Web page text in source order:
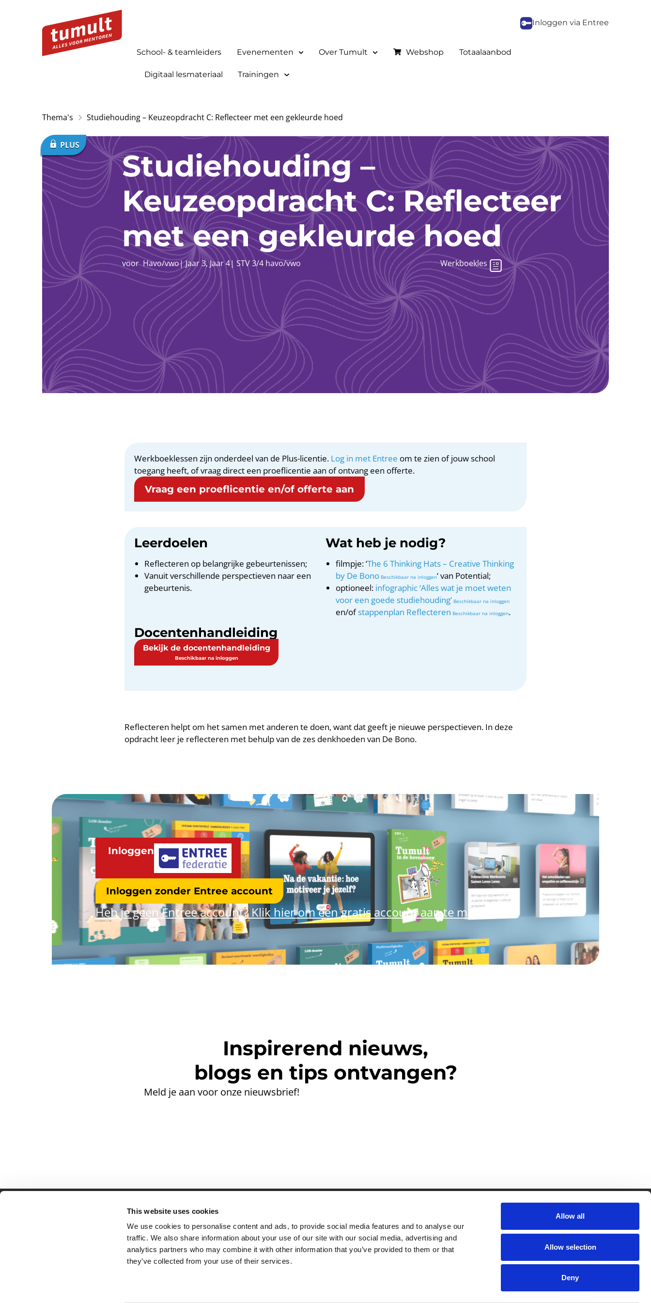
This website uses cookies
We use cookies to personalise content and ads, to provide social media features and to analyse our
traffic. We also share information about your use of our site with our social media, advertising and
analytics partners who may combine it with other information that you’ve provided to them or that
they’ve collected from your use of their services.
Allow all
Allow selection
Deny
Inloggen via Entree
School- & teamleiders Evenementen Over Tumult Webshop Totaalaanbod
Digitaal lesmateriaal Trainingen
Thema's Studiehouding – Keuzeopdracht C: Reflecteer met een gekleurde hoed
Studiehouding –
Keuzeopdracht C: Reflecteer
met een gekleurde hoed
voorHavo/vwo|Jaar 3,Jaar 4| STV 3/4 havo/vwo Werkboekles
Werkboeklessen zijn onderdeel van de Plus-licentie. Log in met Entree om te zien of jouw school
toegang heeft, of vraag direct een proeflicentie aan of ontvang een offerte.
Vraag een proeflicentie en/of offerte aan
Leerdoelen
Reflecteren op belangrijke gebeurtenissen;
Vanuit verschillende perspectieven naar een
gebeurtenis.
Wat heb je nodig?
filmpje: ‘The 6 Thinking Hats – Creative Thinking
by De Bono
‘ van Potential;
optioneel: infographic ‘Alles wat je moet weten
voor een goede studiehouding’
en/ofstappenplan Reflecteren .
Docentenhandleiding
Bekijk de docentenhandleiding
Reflecteren helpt om het samen met anderen te doen, want dat geeft je nieuwe perspectieven. In deze
opdracht leer je reflecteren met behulp van de zes denkhoeden van De Bono.
Inloggen
Inloggen zonder Entree account
Heb je geen Entree account? Klik hier om een gratis account aan te maken.
Inspirerend nieuws,
blogs en tips ontvangen?
Meld je aan voor onze nieuwsbrief!
Partner van mentoren Handige links
Missie & visie
Klachtenprocedure
Veelgestelde vragen
Algemene voorwaarden
Computerweg 21
1033 RH Amsterdam
020-4215129
geregistreerd